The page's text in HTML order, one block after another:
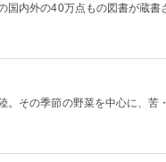
国内外の40万点もの図書が蔵書
その季節の野菜を中心に、苦・